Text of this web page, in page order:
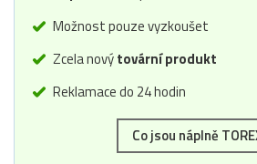
Možnost pouze vyzkoušet
Zcela novýtovární produkt
Reklamace do 24 hodin
Co jsou náplně